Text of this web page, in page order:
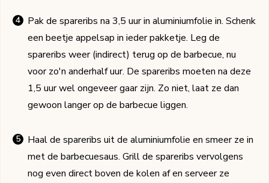
Pak de spareribs na 3,5 uur in aluminiumfolie in. Schenk
een beetje appelsap in ieder pakketje. Leg de
spareribs weer (indirect) terug op de barbecue, nu
voor zo'n anderhalf uur. De spareribs moeten na deze
1,5 uur wel ongeveer gaar zijn. Zo niet, laat ze dan
gewoon langer op de barbecue liggen.
Haal de spareribs uit de aluminiumfolie en smeer ze in
met de barbecuesaus. Grill de spareribs vervolgens
nog even direct boven de kolen af en serveer ze